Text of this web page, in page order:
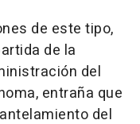
de este tipo,
de la
del
entraña que
del